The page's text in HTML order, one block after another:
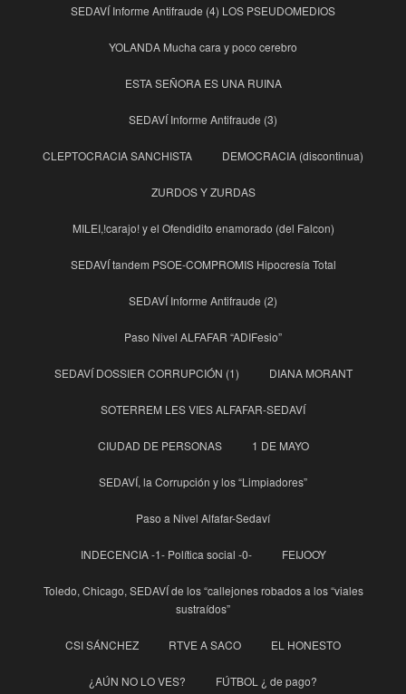
SEDAVÍ Informe Antifraude (4) LOS PSEUDOMEDIOS
YOLANDA Mucha cara y poco cerebro
ESTA SEÑORA ES UNA RUINA
SEDAVÍ Informe Antifraude (3)
CLEPTOCRACIA SANCHISTA DEMOCRACIA (discontinua)
ZURDOS Y ZURDAS
MILEI,!carajo! y el Ofendidito enamorado (del Falcon)
SEDAVÍ tandem PSOE-COMPROMIS Hipocresía Total
SEDAVÍ Informe Antifraude (2)
Paso Nivel ALFAFAR “ADIFesio”
SEDAVÍ DOSSIER CORRUPCIÓN (1) DIANA MORANT
SOTERREM LES VIES ALFAFAR-SEDAVÍ
CIUDAD DE PERSONAS 1 DE MAYO
SEDAVÍ, la Corrupción y los “Limpiadores”
Paso a Nivel Alfafar-Sedaví
INDECENCIA -1- Política social -0- FEIJOOY
Toledo, Chicago, SEDAVÍ de los “callejones robados a los “viales
sustraídos”
CSI SÁNCHEZ RTVE A SACO EL HONESTO
¿AÚN NO LO VES? FÚTBOL ¿ de pago?